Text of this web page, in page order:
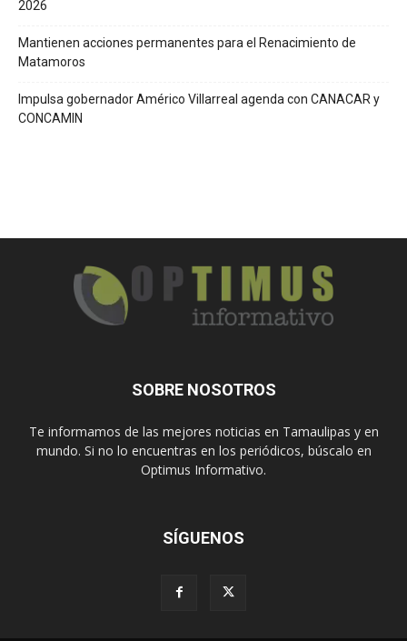
2026
Mantienen acciones permanentes para el Renacimiento de
Matamoros
Impulsa gobernador Américo Villarreal agenda con CANACAR y
CONCAMIN
SOBRE NOSOTROS
Te informamos de las mejores noticias en Tamaulipas y en
mundo. Si no lo encuentras en los periódicos, búscalo en
Optimus Informativo.
SÍGUENOS